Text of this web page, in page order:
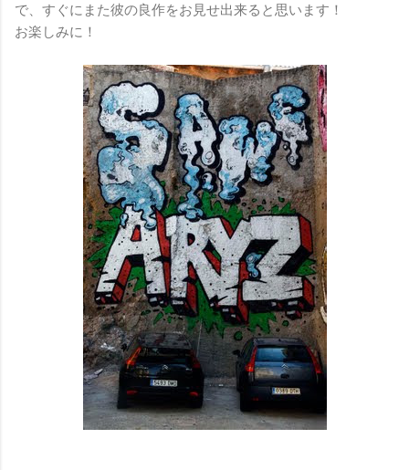
で、すぐにまた彼の良作をお見せ出来ると思います！
お楽しみに！